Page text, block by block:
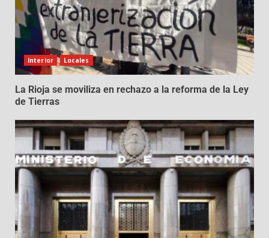
Interior Locales
La Rioja se moviliza en rechazo a la reforma de la Ley
de Tierras